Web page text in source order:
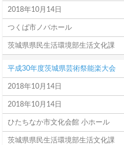
2018年10月14日
つくば市ノバホール
茨城県県民生活環境部生活文化課
平成30年度茨城県芸術祭能楽大会
2018年10月14日
2018年10月14日
ひたちなか市文化会館 小ホール
茨城県県民生活環境部生活文化課